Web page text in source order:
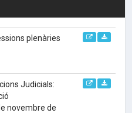
plenàries
Judicials:
novembre de